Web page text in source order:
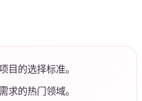
目的选择标准。
求的热门领域。